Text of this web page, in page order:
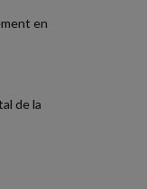
en
de la